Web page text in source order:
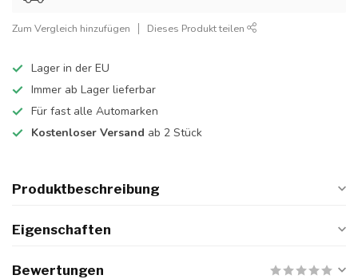
Zum Vergleich hinzufügen Dieses Produkt teilen
Lager in der EU
Immer ab Lager lieferbar
Für fast alle Automarken
Kostenloser Versand ab 2 Stück
Produktbeschreibung
Eigenschaften
Bewertungen